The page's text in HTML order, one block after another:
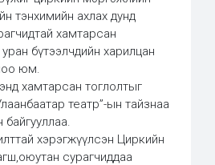
тэнхимийн ахлах дунд
хамтарсан
бүтээлчдийн харилцан
юм.
хамтарсан тоглолтыг
театр”-ын тайзнаа
хэрэгжүүлсэн Циркийн
сурагчиддаа